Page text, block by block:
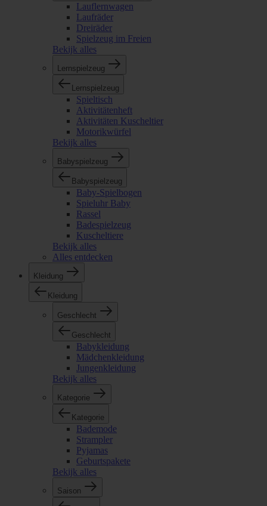
Lauflernwagen
Laufräder
Dreiräder
Spielzeug im Freien
Bekijk alles
Lernspielzeug
Lernspielzeug
Spieltisch
Aktivitätenheft
Aktivitäten Kuscheltier
Motorikwürfel
Bekijk alles
Babyspielzeug
Babyspielzeug
Baby-Spielbogen
Spieluhr Baby
Rassel
Badespielzeug
Kuscheltiere
Bekijk alles
Alles entdecken
Kleidung
Kleidung
Geschlecht
Geschlecht
Babykleidung
Mädchenkleidung
Jungenkleidung
Bekijk alles
Kategorie
Kategorie
Bademode
Strampler
Pyjamas
Geburtspakete
Bekijk alles
Saison